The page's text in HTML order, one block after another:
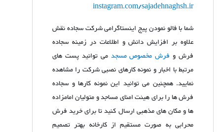
instagram.com/sajadehnaghsh.ir
شما با فالو نمودن پیج اینستاگرامی شرکت سجاده نقش
علاوه بر افزایش دانش و اطلاعات در زمینه سجاده
فرش و فرش مخصوص مسجد می توانید پست های
مرتبط با اخبار و نمونه کارهای نصبی شرکت را مشاهده
نمایید. همچنین می توانید این نمونه کارها و سجاده
فرش ها را برای هیئت امنای مساجد و متولیان امامزاده
ها و مکان های مذهبی ارسال کنید تا برای خرید فرش
محرابی به صورت مستقیم از کارخانه بهتر تصمیم